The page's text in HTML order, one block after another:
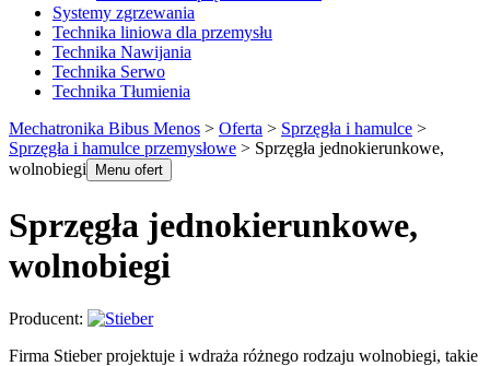
Systemy zgrzewania
Technika liniowa dla przemysłu
Technika Nawijania
Technika Serwo
Technika Tłumienia
Mechatronika Bibus Menos > Oferta > Sprzęgła i hamulce >
Sprzęgła i hamulce przemysłowe > Sprzęgła jednokierunkowe,
wolnobiegi
Menu ofert
Sprzęgła jednokierunkowe,
wolnobiegi
Producent:
Firma Stieber projektuje i wdraża różnego rodzaju wolnobiegi, takie